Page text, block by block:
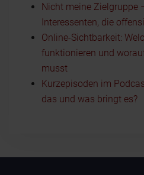
Nicht meine Zielgruppe
Interessenten, die
Online-Sichtbarkeit:
funktionieren und
musst
Kurzepisoden im
das und was bringt es?